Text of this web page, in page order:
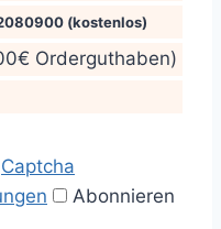
(kostenlos)
Orderguthaben)
Captcha
Abonnieren